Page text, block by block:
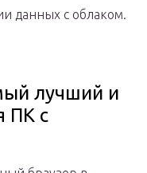
данных с облаком.
лучший и
ПК с